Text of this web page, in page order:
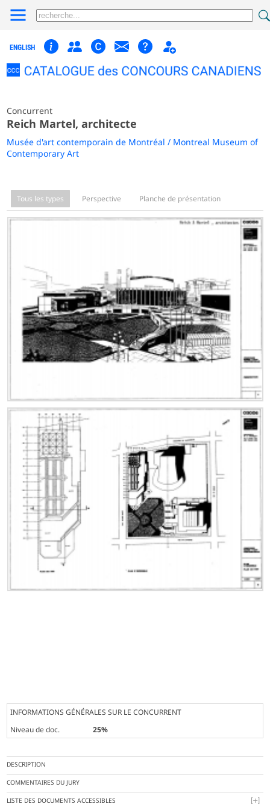
ENGLISH
Concurrent
Reich Martel, architecte
Musée d'art contemporain de Montréal / Montreal Museum of
Contemporary Art
Tous les types Perspective Planche de présentation
INFORMATIONS GÉNÉRALES SUR LE CONCURRENT
Niveau de doc.
25%
DESCRIPTION
COMMENTAIRES DU JURY
LISTE DES DOCUMENTS ACCESSIBLES